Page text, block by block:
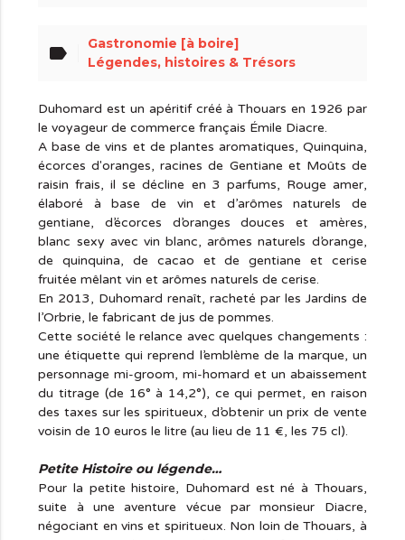
label
Gastronomie [à boire]
Légendes, histoires & Trésors
Duhomard est un apéritif créé à Thouars en 1926 par
le voyageur de commerce français Émile Diacre.
A base de vins et de plantes aromatiques, Quinquina,
écorces d'oranges, racines de Gentiane et Moûts de
raisin frais, il se décline en 3 parfums, Rouge amer,
élaboré à base de vin et d’arômes naturels de
gentiane, d’écorces d’oranges douces et amères,
blanc sexy avec vin blanc, arômes naturels d’orange,
de quinquina, de cacao et de gentiane et cerise
fruitée mêlant vin et arômes naturels de cerise.
En 2013, Duhomard renaît, racheté par les Jardins de
l’Orbrie, le fabricant de jus de pommes.
Cette société le relance avec quelques changements :
une étiquette qui reprend l’emblème de la marque, un
personnage mi-groom, mi-homard et un abaissement
du titrage (de 16° à 14,2°), ce qui permet, en raison
des taxes sur les spiritueux, d’obtenir un prix de vente
voisin de 10 euros le litre (au lieu de 11 €, les 75 cl).
Petite Histoire ou légende…
Pour la petite histoire, Duhomard est né à Thouars,
suite à une aventure vécue par monsieur Diacre,
négociant en vins et spiritueux. Non loin de Thouars, à